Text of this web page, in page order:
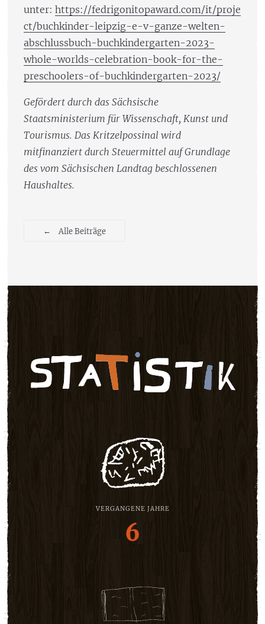
unter: https://fedrigonitopaward.com/it/proje
ct/buchkinder-leipzig-e-v-ganze-welten-
abschlussbuch-buchkindergarten-2023-
whole-worlds-celebration-book-for-the-
preschoolers-of-buchkindergarten-2023/
Gefördert durch das Sächsische
Staatsministerium für Wissenschaft, Kunst und
Tourismus. Das Kritzelpossinal wird
mitfinanziert durch Steuermittel auf Grundlage
des vom Sächsischen Landtag beschlossenen
Haushaltes.
← Alle Beiträge
VERGANGENE JAHRE
6